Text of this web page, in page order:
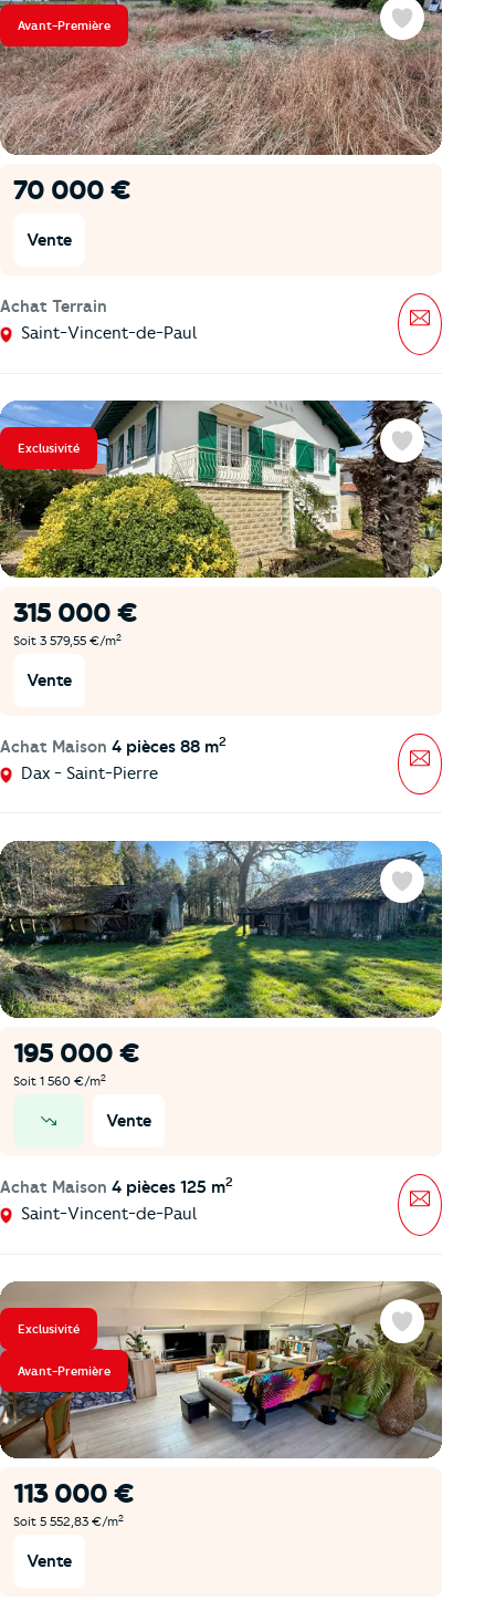
Avant-Première
70 000 €
Vente
Achat Terrain
Saint-Vincent-de-Paul
Favoris
Message
Exclusivité
315 000 €
Soit 3 579,55 €/m2
Vente
Achat Maison 4 pièces 88 m2
Dax - Saint-Pierre
Favoris
Message
195 000 €
Soit 1 560 €/m2
Vente
Achat Maison 4 pièces 125 m2
Saint-Vincent-de-Paul
Favoris
Message
Exclusivité
Avant-Première
113 000 €
Soit 5 552,83 €/m2
Vente
Favoris